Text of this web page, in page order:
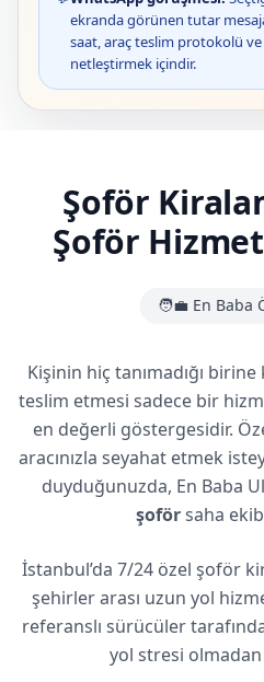
ekranda görünen tutar
saat, araç teslim protokolü ve
netleştirmek içindir.
Şoför
Şoför
🧑‍💼 En Baba
Kişinin hiç tanımadığı
teslim etmesi sadece bir
en değerli göstergesidir.
aracınızla seyahat etmek
duyduğunuzda, En Baba
şoförsaha
İstanbul’da 7/24 özel şoför
şehirler arası uzun yol
referanslı sürücüler
yol stresi